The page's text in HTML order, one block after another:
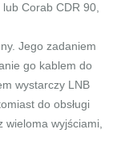
Corab CDR 90,
Jego zadaniem
go kablem do
wystarczy LNB
do obsługi
wyjściami,